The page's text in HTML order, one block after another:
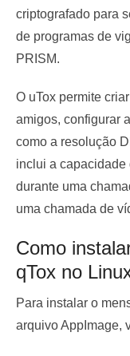
criptografado para
de programas de
PRISM.
O uTox permite
amigos, configurar
como a resolução
inclui a
durante uma
uma chamada de
Como
qTox no
Para instalar o
arquivo AppImage,